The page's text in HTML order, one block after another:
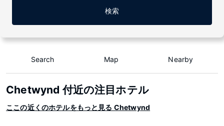
検索
Search Map Nearby
Chetwynd 付近の注目ホテル
ここの近くのホテルをもっと見る Chetwynd